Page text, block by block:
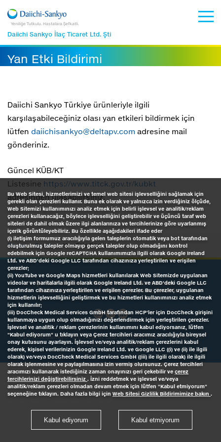
Yeniliğe Tutkulu. Hastalara Şefkatli.
Daiichi Sankyo İlaç Ticaret Ltd. Şti
Yan Etki Bildirimi
Daiichi Sankyo Türkiye ürünleriyle ilgili
karşılaşabileceğiniz olası yan etkileri bildirmek için
lütfen daiichisankyo@deltapv.com adresine mail
gönderiniz.
Güncel KÜB/KT
Listesine https://www.titck.gov.tr/kubkt
adresinden ulaşabilirsiniz.
Home Servis Yan Etki Bildirimi
Çerez Politikası
Kişisel Verilerin Korunması
Kullanım Koşulları
Künye Çerez Tercihleri
©Daiichi Sankyo İlaç Ticaret Ltd. Şti, Tüm hakları saklıdır, Son
güncelleme: 30.07.2026
Bu Web Sitesi, hizmetlerimizi ve temel web sitesi işlevselliğini sağlamak için
gerekli olan çerezleri kullanır. Buna ek olarak ve yalnızca izin verdiğiniz ölçüde,
Web Sitemizi kullanımınızı analiz etmek için belirli işlevsel ve analitik/reklam
çerezleri kullanacağız, böylece işlevselliğini geliştirebilir ve üçüncü taraf web
siteleri de dahil olmak üzere ilgi alanlarınıza ve tercihlerinize göre uyarlanmış
içerik görüntüleyebiliriz. Bu özellikle aşağıdakileri ifade eder
(i) iletişim formumuz aracılığıyla gelen taleplerin otomatik veya bot tarafından
oluşturulmuş talepler olmayıp gerçek talepler olup olmadığını kontrol
edebilmek için Google reCAPTCHA kullanımımızla ilgili olarak Google Ireland
Ltd. ve ABD'deki Google LLC tarafından cihazınıza yerleştirilen ve erişilen
çerezler;
(ii) YouTube ve Google Maps hizmetleri kullanılarak Web Sitemizde uygulanan
videolar ve haritalarla ilgili olarak Google Ireland Ltd. ve ABD'deki Google LLC
tarafından cihazınıza yerleştirilen ve erişilen çerezler. Bu çerezler, uygulanan
hizmetlerin işlevselliğini geliştirmek ve bu hizmetleri kullanımınızı analiz etmek
için kullanılır;
(iii) DocCheck Medical Services GmbH tarafından HCP'ler için DocCheck girişini
kullanmaya uygun olup olmadığınızı değerlendirmek için yerleştirilen çerezler.
İşlevsel ve analitik / reklam çerezlerinin kullanımını kabul ediyorsanız, lütfen
"Kabul ediyorum" u tıklayın veya Çerez tercihleri aracımız aracılığıyla bireysel
onay kutusunu ayarlayın. İşlevsel ve/veya analitik/reklam çerezlerini kabul
ederek, kişisel verilerinizin Google Ireland Ltd. ve Google LLC ((i) ve (ii) ile ilgili
olarak) ve/veya DocCheck Medical Services GmbH ((iii) ile ilgili olarak) ile ilgili
olarak işlenmesine ve paylaşılmasına izin vermiş olursunuz. Çerez tercihleri
aracımızı kullanarak istediğiniz zaman onayınızı geri çekebilir ve çerez
tercihlerinizi değiştirebilirsiniz . İzni reddetmek ve işlevsel ve/veya
analitik/reklam çerezleri olmadan devam etmek için lütfen "Kabul etmiyorum"
seçeneğine tıklayın. Daha fazla bilgi için Web Sitesi Gizlilik Bildirimimize bakın .
Kabul ediyorum Kabul etmiyorum